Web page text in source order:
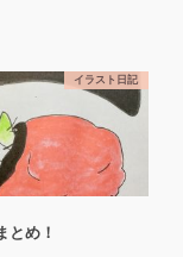
イラスト日記
とめ！